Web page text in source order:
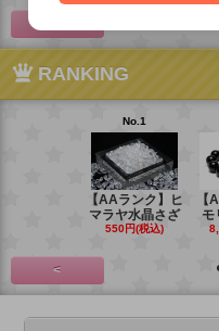
RANKING
No.1
【AAランク】ヒ
マラヤ水晶さざ
550円(税込)
【
モ
<